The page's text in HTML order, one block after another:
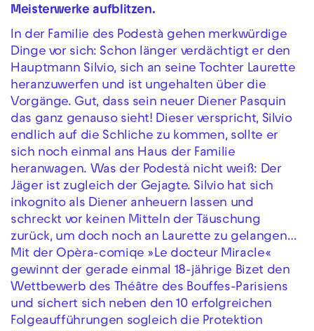
Meisterwerke aufblitzen.
In der Familie des Podestà gehen merkwürdige
Dinge vor sich: Schon länger verdächtigt er den
Hauptmann Silvio, sich an seine Tochter Laurette
heranzuwerfen und ist ungehalten über die
Vorgänge. Gut, dass sein neuer Diener Pasquin
das ganz genauso sieht! Dieser verspricht, Silvio
endlich auf die Schliche zu kommen, sollte er
sich noch einmal ans Haus der Familie
heranwagen. Was der Podestà nicht weiß: Der
Jäger ist zugleich der Gejagte. Silvio hat sich
inkognito als Diener anheuern lassen und
schreckt vor keinen Mitteln der Täuschung
zurück, um doch noch an Laurette zu gelangen…
Mit der Opèra-comiqe »Le docteur Miracle«
gewinnt der gerade einmal 18-jährige Bizet den
Wettbewerb des Théâtre des Bouffes-Parisiens
und sichert sich neben den 10 erfolgreichen
Folgeaufführungen sogleich die Protektion